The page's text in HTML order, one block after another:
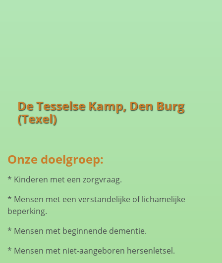
De Tesselse Kamp, Den Burg
(Texel)
Onze doelgroep:
* Kinderen met een zorgvraag.
* Mensen met een verstandelijke of lichamelijke
beperking.
* Mensen met beginnende dementie.
* Mensen met niet-aangeboren hersenletsel.